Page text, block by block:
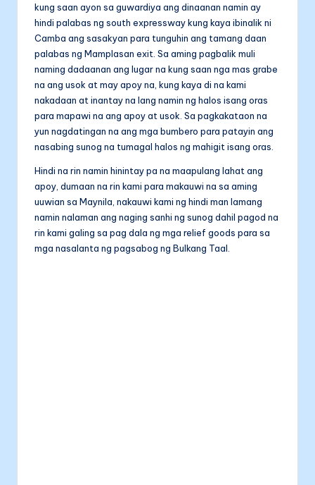
kung saan ayon sa guwardiya ang dinaanan namin ay
hindi palabas ng south expressway kung kaya ibinalik ni
Camba ang sasakyan para tunguhin ang tamang daan
palabas ng Mamplasan exit. Sa aming pagbalik muli
naming dadaanan ang lugar na kung saan nga mas grabe
na ang usok at may apoy na, kung kaya di na kami
nakadaan at inantay na lang namin ng halos isang oras
para mapawi na ang apoy at usok. Sa pagkakataon na
yun nagdatingan na ang mga bumbero para patayin ang
nasabing sunog na tumagal halos ng mahigit isang oras.
Hindi na rin namin hinintay pa na maapulang lahat ang
apoy, dumaan na rin kami para makauwi na sa aming
uuwian sa Maynila, nakauwi kami ng hindi man lamang
namin nalaman ang naging sanhi ng sunog dahil pagod na
rin kami galing sa pag dala ng mga relief goods para sa
mga nasalanta ng pagsabog ng Bulkang Taal.